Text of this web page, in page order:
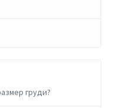
груди?